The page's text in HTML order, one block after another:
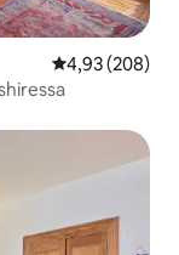
4,93 (208)